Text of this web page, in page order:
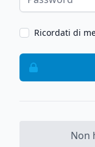
Ricordati di
Non